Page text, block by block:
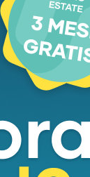
che vi
a giudizio
a
decisione
A
che lo